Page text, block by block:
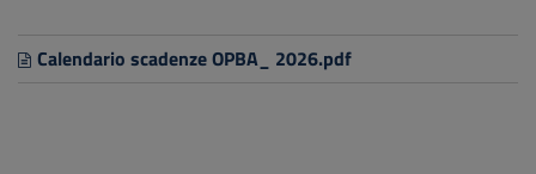
Calendario scadenze OPBA_ 2026.pdf